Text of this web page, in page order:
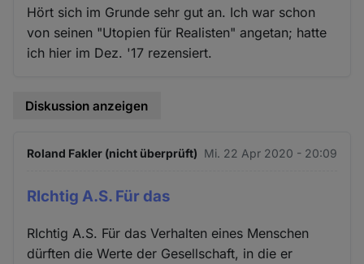
Hört sich im Grunde sehr gut an. Ich war schon
von seinen "Utopien für Realisten" angetan; hatte
ich hier im Dez. '17 rezensiert.
Diskussion anzeigen
Roland Fakler (nicht überprüft) Mi. 22 Apr 2020 - 20:09
RIchtig A.S. Für das
RIchtig A.S. Für das Verhalten eines Menschen
dürften die Werte der Gesellschaft, in die er